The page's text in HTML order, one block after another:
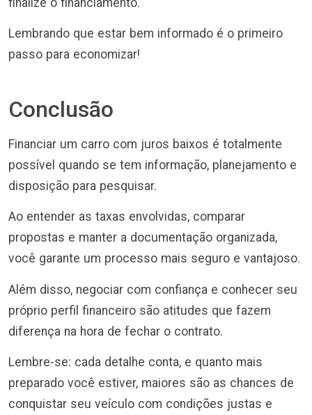
finalize o financiamento.
Lembrando que estar bem informado é o primeiro
passo para economizar!
Conclusão
Financiar um carro com juros baixos é totalmente
possível quando se tem informação, planejamento e
disposição para pesquisar.
Ao entender as taxas envolvidas, comparar
propostas e manter a documentação organizada,
você garante um processo mais seguro e vantajoso.
Além disso, negociar com confiança e conhecer seu
próprio perfil financeiro são atitudes que fazem
diferença na hora de fechar o contrato.
Lembre-se: cada detalhe conta, e quanto mais
preparado você estiver, maiores são as chances de
conquistar seu veículo com condições justas e